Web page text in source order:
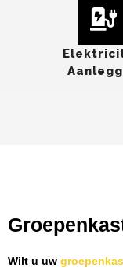
Wilt u uw